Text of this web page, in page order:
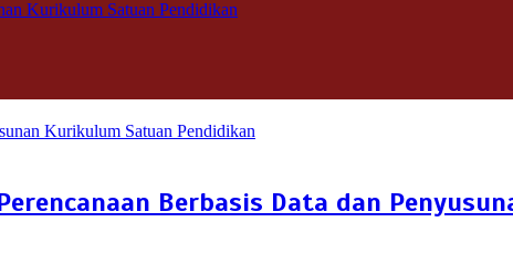
Kurikulum Satuan Pendidikan
Berbasis Data dan